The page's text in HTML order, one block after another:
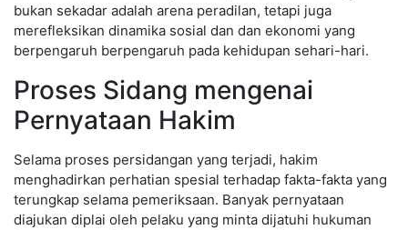
bukan sekadar adalah arena peradilan, tetapi juga
merefleksikan dinamika sosial dan dan ekonomi yang
berpengaruh berpengaruh pada kehidupan sehari-hari.
Proses Sidang mengenai
Pernyataan Hakim
Selama proses persidangan yang terjadi, hakim
menghadirkan perhatian spesial terhadap fakta-fakta yang
terungkap selama pemeriksaan. Banyak pernyataan
diajukan diplai oleh pelaku yang minta dijatuhi hukuman